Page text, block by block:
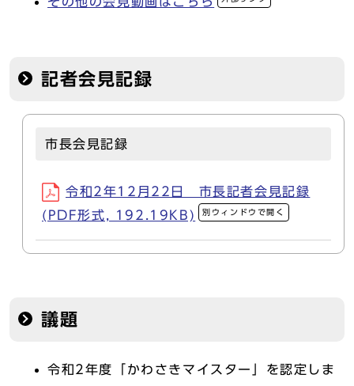
記者会見記録
市長会見記録
令和2年12月22日 市長記者会見記録
(PDF形式, 192.19KB)
別ウィンドウで開く
議題
令和2年度「かわさきマイスター」を認定しま